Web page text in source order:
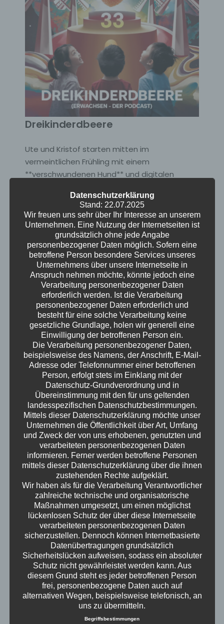
Dreikinderdbeere
Ute und Kristof starten mitten im
vermeintlichen Frühling mit einem
**verschwundenen Hund** und digitalen
Podcasts. Ute präsentiert ihr indisches
Wohnzimmer im 80er-Jahre-Stil, während
Kristof über die Attraktivität von Männern und
eine Supermutti-Blasentang-Pflanze aus der
Ostsee philosophiert. Nach einem kleinen Quiz
über psychische Erkrankungen geht es um
Frühlingsgefühle, die Ute mit einer
Frauentagsfeier und Kristof mit den Tücken
der Fotosynthese verbindet. Während Ute
eine spirituelle Rückkehr des Lichts beschwört,
erklärt Kristof die Verschränkung von Quanten
und die Notwendigkeit von etwas Dreck im
Weltall. Die beiden diskutieren über hohe
Wahlbeteiligungen, eine mögliche Wehrpflicht
für alle Geschlechter und die Sinnhaftigkeit
von Symptom-Checker-Apps. In China werden
Mitarbeiter zur Familiengründung gezwungen,
während die Welt nun nach der Dubai
Schokolade den Hype um japanische 19$-
Erdbeeren entdeckt. Am Ende bleibt die Frage:
Warum braucht die Welt eine 19$-Erdbeere?
Erwachsen – der Podcast
Datenschutzerklärung
Stand: 22.07.2025
Wir freuen uns sehr über Ihr Interesse an unserem
Unternehmen. Eine Nutzung der Internetseiten ist
grundsätzlich ohne jede Angabe
personenbezogener Daten möglich. Sofern eine
betroffene Person besondere Services unseres
Unternehmens über unsere Internetseite in
Anspruch nehmen möchte, könnte jedoch eine
Verarbeitung personenbezogener Daten
erforderlich werden. Ist die Verarbeitung
personenbezogener Daten erforderlich und
besteht für eine solche Verarbeitung keine
gesetzliche Grundlage, holen wir generell eine
Einwilligung der betroffenen Person ein.
Die Verarbeitung personenbezogener Daten,
beispielsweise des Namens, der Anschrift, E-Mail-
Adresse oder Telefonnummer einer betroffenen
Person, erfolgt stets im Einklang mit der
Datenschutz-Grundverordnung und in
Übereinstimmung mit den für uns geltenden
landesspezifischen Datenschutzbestimmungen.
Mittels dieser Datenschutzerklärung möchte unser
Unternehmen die Öffentlichkeit über Art, Umfang
und Zweck der von uns erhobenen, genutzten und
verarbeiteten personenbezogenen Daten
informieren. Ferner werden betroffene Personen
mittels dieser Datenschutzerklärung über die ihnen
zustehenden Rechte aufgeklärt.
Wir haben als für die Verarbeitung Verantwortlicher
zahlreiche technische und organisatorische
Maßnahmen umgesetzt, um einen möglichst
lückenlosen Schutz der über diese Internetseite
verarbeiteten personenbezogenen Daten
sicherzustellen. Dennoch können Internetbasierte
Datenübertragungen grundsätzlich
Sicherheitslücken aufweisen, sodass ein absoluter
Schutz nicht gewährleistet werden kann. Aus
diesem Grund steht es jeder betroffenen Person
frei, personenbezogene Daten auch auf
alternativen Wegen, beispielsweise telefonisch, an
uns zu übermitteln.
Begriffsbestimmungen